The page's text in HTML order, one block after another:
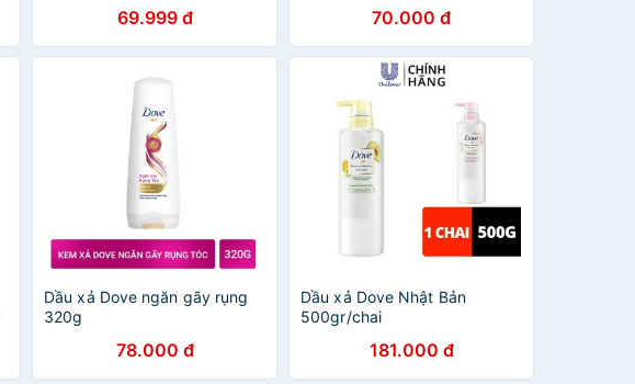
69.999 đ 70.000 đ
Dầu xả Dove ngăn gãy rụng
320g
78.000 đ
Dầu xả Dove Nhật Bản
500gr/chai
181.000 đ